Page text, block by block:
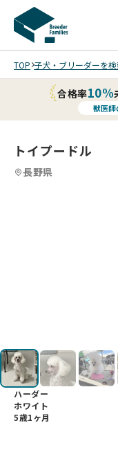
TOP 子犬・ブリーダーを
合格率10%
獣医師
トイプードル
長野県
ハーダー
ホワイト
5歳1ヶ月